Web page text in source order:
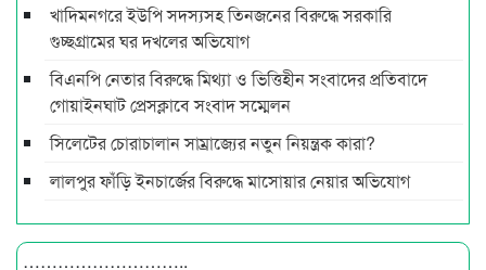
খাদিমনগরে ইউপি সদস্যসহ তিনজনের বিরুদ্ধে সরকারি
গুচ্ছগ্রামের ঘর দখলের অভিযোগ
বিএনপি নেতার বিরুদ্ধে মিথ্যা ও ভিত্তিহীন সংবাদের প্রতিবাদে
গোয়াইনঘাট প্রেসক্লাবে সংবাদ সম্মেলন
সিলেটের চোরাচালান সাম্রাজ্যের নতুন নিয়ন্ত্রক কারা?
লালপুর ফাঁড়ি ইনচার্জের বিরুদ্ধে মাসোয়ার নেয়ার অভিযোগ
………………………..